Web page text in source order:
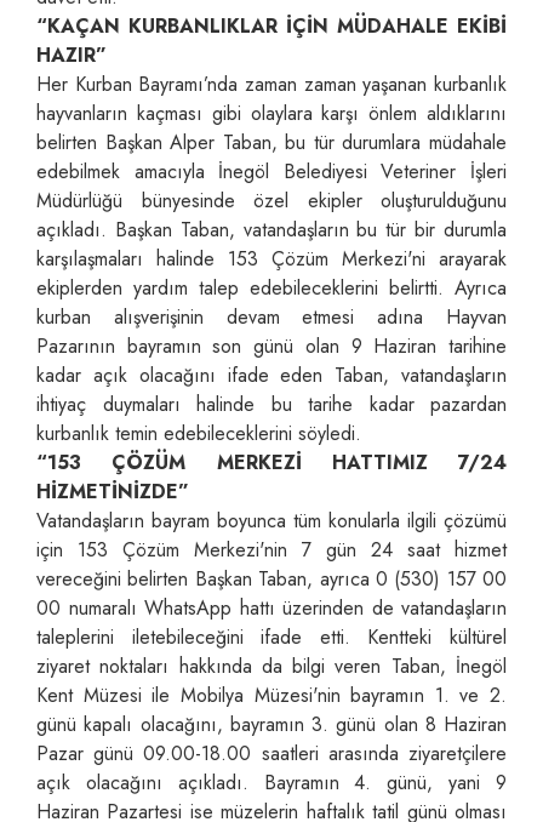
“KAÇAN KURBANLIKLAR İÇİN MÜDAHALE EKİBİ
HAZIR”
Her Kurban Bayramı’nda zaman zaman yaşanan kurbanlık
hayvanların kaçması gibi olaylara karşı önlem aldıklarını
belirten Başkan Alper Taban, bu tür durumlara müdahale
edebilmek amacıyla İnegöl Belediyesi Veteriner İşleri
Müdürlüğü bünyesinde özel ekipler oluşturulduğunu
açıkladı. Başkan Taban, vatandaşların bu tür bir durumla
karşılaşmaları halinde 153 Çözüm Merkezi'ni arayarak
ekiplerden yardım talep edebileceklerini belirtti. Ayrıca
kurban alışverişinin devam etmesi adına Hayvan
Pazarının bayramın son günü olan 9 Haziran tarihine
kadar açık olacağını ifade eden Taban, vatandaşların
ihtiyaç duymaları halinde bu tarihe kadar pazardan
kurbanlık temin edebileceklerini söyledi.
“153 ÇÖZÜM MERKEZİ HATTIMIZ 7/24
HİZMETİNİZDE”
Vatandaşların bayram boyunca tüm konularla ilgili çözümü
için 153 Çözüm Merkezi'nin 7 gün 24 saat hizmet
vereceğini belirten Başkan Taban, ayrıca 0 (530) 157 00
00 numaralı WhatsApp hattı üzerinden de vatandaşların
taleplerini iletebileceğini ifade etti. Kentteki kültürel
ziyaret noktaları hakkında da bilgi veren Taban, İnegöl
Kent Müzesi ile Mobilya Müzesi'nin bayramın 1. ve 2.
günü kapalı olacağını, bayramın 3. günü olan 8 Haziran
Pazar günü 09.00-18.00 saatleri arasında ziyaretçilere
açık olacağını açıkladı. Bayramın 4. günü, yani 9
Haziran Pazartesi ise müzelerin haftalık tatil günü olması